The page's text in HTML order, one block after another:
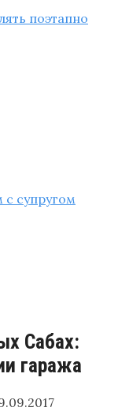
Сабах:
гаража